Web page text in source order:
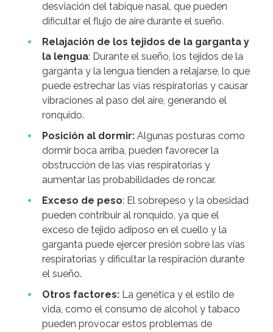
desviación del tabique nasal, que pueden
dificultar el flujo de aire durante el sueño.
Relajación de los tejidos de la garganta y
la lengua: Durante el sueño, los tejidos de la
garganta y la lengua tienden a relajarse, lo que
puede estrechar las vías respiratorias y causar
vibraciones al paso del aire, generando el
ronquido.
Posición al dormir:Algunas posturas como
dormir boca arriba, pueden favorecer la
obstrucción de las vías respiratorias y
aumentar las probabilidades de roncar.
Exceso de peso: El sobrepeso y la obesidad
pueden contribuir al ronquido, ya que el
exceso de tejido adiposo en el cuello y la
garganta puede ejercer presión sobre las vías
respiratorias y dificultar la respiración durante
el sueño.
Otros factores:La genética y el estilo de
vida, como el consumo de alcohol y tabaco
pueden provocar estos problemas de